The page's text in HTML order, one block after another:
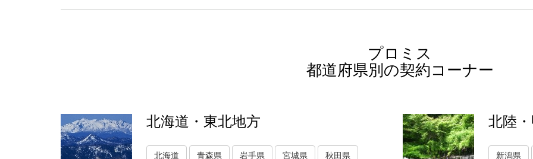
プロミス
都道府県別の契約コーナー
北海道・東北地方
北海道 青森県 岩手県 宮城県 秋田県
北陸
新潟県